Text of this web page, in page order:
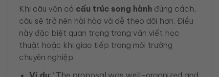
Khi câu văn có cấu trúc song hành đúng cách,
câu sẽ trở nên hài hòa và dễ theo dõi hơn. Điều
này đặc biệt quan trọng trong văn viết học
thuật hoặc khi giao tiếp trong môi trường
chuyên nghiệp.
Ví dụ: “The proposal was well-organized and